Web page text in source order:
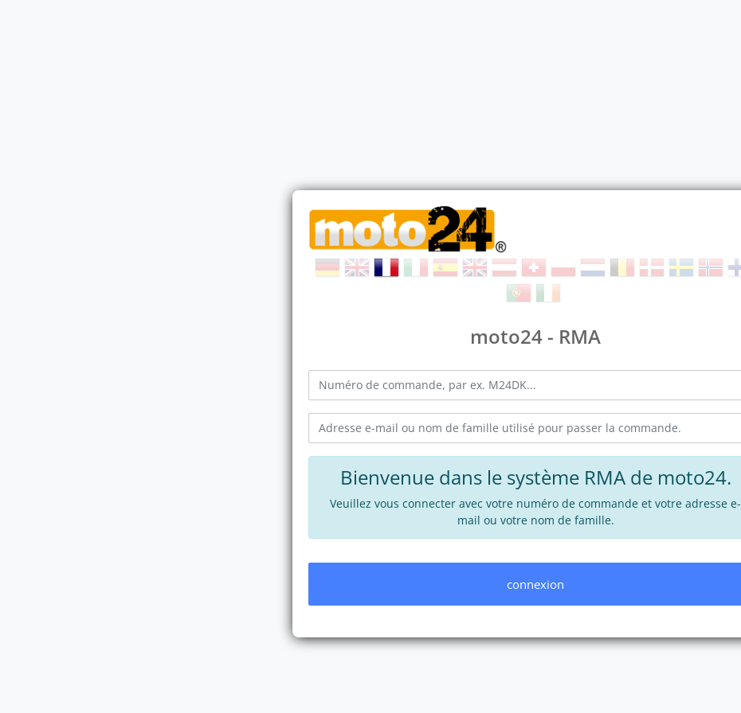
moto24 - RMA
Bienvenue dans le système RMA de moto24.
Veuillez vous connecter avec votre numéro de commande et votre adresse e-
mail ou votre nom de famille.
connexion